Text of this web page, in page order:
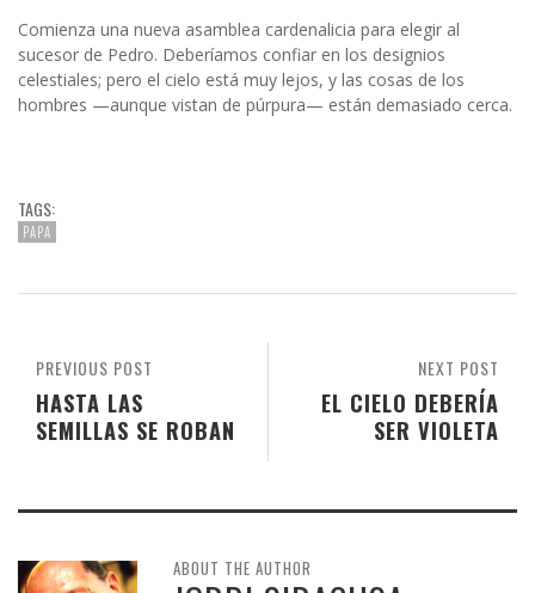
Comienza una nueva asamblea cardenalicia para elegir al
sucesor de Pedro. Deberíamos confiar en los designios
celestiales; pero el cielo está muy lejos, y las cosas de los
hombres —aunque vistan de púrpura— están demasiado cerca.
TAGS:
PAPA
NEXT POST
EL CIELO DEBERÍA
SER VIOLETA
PREVIOUS POST
HASTA LAS
SEMILLAS SE ROBAN
ABOUT THE AUTHOR